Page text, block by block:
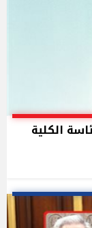
الكلية